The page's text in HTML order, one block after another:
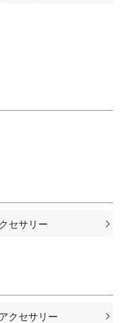
セサリー
クセサリー